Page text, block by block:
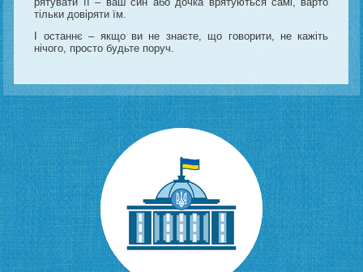
тільки довіряти їм.
І останнє – якщо ви не знаєте, що говорити, не кажіть
нічого, просто будьте поруч.